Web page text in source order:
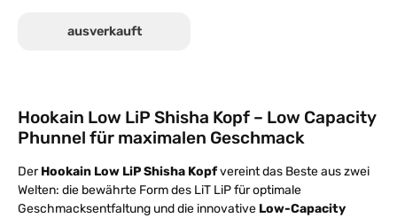
ausverkauft
Hookain Low LiP Shisha Kopf – Low Capacity
Phunnel für maximalen Geschmack
DerHookain Low LiP Shisha Kopfvereint das Beste aus zwei
Welten: die bewährte Form des LiT LiP für optimale
Geschmacksentfaltung und die innovative Low-Capacity